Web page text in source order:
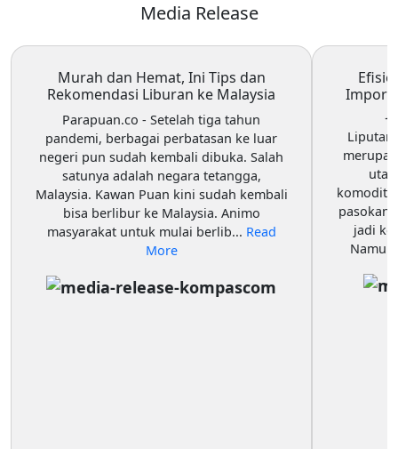
Media Release
Murah dan Hemat, Ini Tips dan
Rekomendasi Liburan ke Malaysia
Parapuan.co - Setelah tiga tahun
pandemi, berbagai perbatasan ke luar
negeri pun sudah kembali dibuka. Salah
satunya adalah negara tetangga,
Malaysia. Kawan Puan kini sudah kembali
bisa berlibur ke Malaysia. Animo
masyarakat untuk mulai berlib... Read
More
Impor
pasokan
jadi